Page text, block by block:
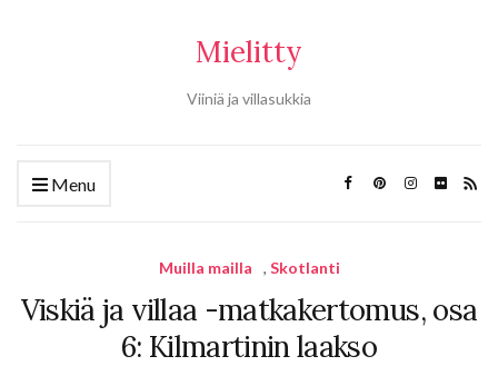
Mielitty
Viiniä ja villasukkia
Menu
Muilla mailla , Skotlanti
Viskiä ja villaa -matkakertomus, osa
6: Kilmartinin laakso